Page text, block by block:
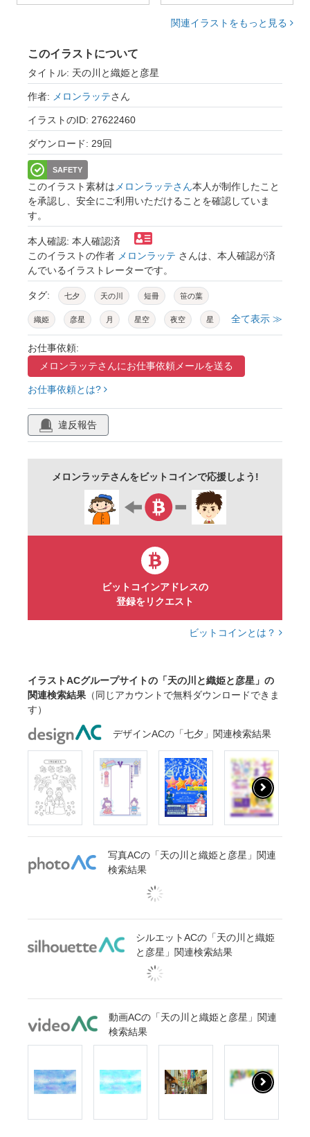
関連イラストをもっと見る
このイラストについて
タイトル: 天の川と織姫と彦星
作者: メロンラッテさん
イラストのID: 27622460
ダウンロード: 29回
SAFETY
このイラスト素材はメロンラッテさん本人が制作したこと
を承認し、安全にご利用いただけることを確認していま
す。
本人確認: 本人確認済
このイラストの作者 メロンラッテ さんは、本人確認が済
んでいるイラストレーターです。
タグ: 七夕 天の川 短冊 笹の葉
織姫 彦星 月 星空 夜空 星
夜 満天
キラキラ 壁紙 7月 夏 天体
景色 自然 手描き
全て表示 ≫
お仕事依頼:
メロンラッテさんにお仕事依頼メールを送る
お仕事依頼とは?
違反報告
メロンラッテさんをビットコインで応援しよう!
ビットコインアドレスの
登録をリクエスト
ビットコインとは？
イラストACグループサイトの「天の川と織姫と彦星」の
関連検索結果 （同じアカウントで無料ダウンロードできま
す）
デザインACの「七夕」関連検索結果
写真ACの「天の川と織姫と彦星」関連
検索結果
シルエットACの「天の川と織姫
と彦星」関連検索結果
動画ACの「天の川と織姫と彦星」関連
検索結果